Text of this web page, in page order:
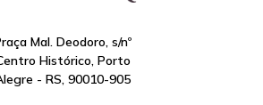
Mal. Deodoro, s/nº
Histórico, Porto
- RS, 90010-905